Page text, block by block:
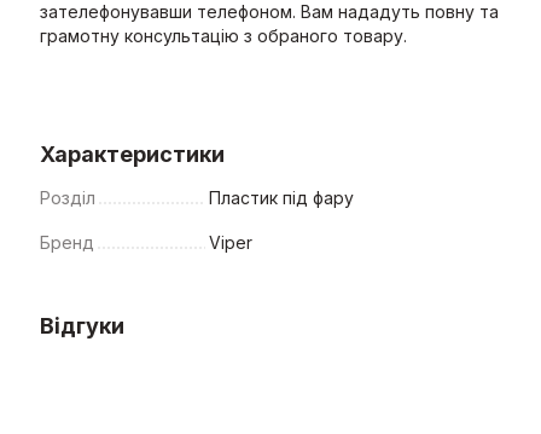
зателефонувавши телефоном. Вам нададуть повну та
грамотну консультацію з обраного товару.
Характеристики
Розділ Пластик під фару
Бренд Viper
Відгуки